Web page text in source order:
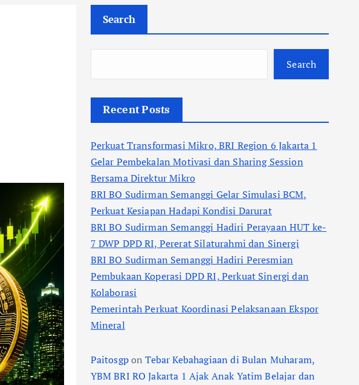
Search
Search
Recent Posts
Perkuat Transformasi Mikro, BRI Region 6 Jakarta 1
Gelar Pembekalan Motivasi dan Sharing Session
Bersama Direktur Mikro
BRI BO Sudirman Semanggi Gelar Simulasi BCM,
Perkuat Kesiapan Hadapi Kondisi Darurat
BRI BO Sudirman Semanggi Hadiri Perayaan HUT ke-
7 DWP DPD RI, Pererat Silaturahmi dan Sinergi
BRI BO Sudirman Semanggi Hadiri Peresmian
Pembukaan Koperasi DPD RI, Perkuat Sinergi dan
Kolaborasi
Pemerintah Perkuat Koordinasi Pelaksanaan Ekspor
Mineral
PaitosgponTebar Kebahagiaan di Bulan Muharam,
YBM BRI RO Jakarta 1 Ajak Anak Yatim Belajar dan